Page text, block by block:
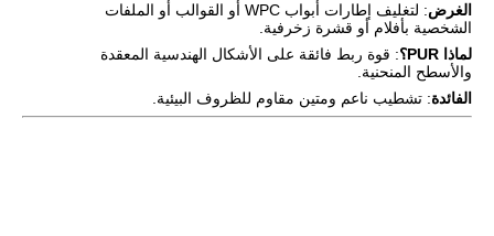
الغرض
: لتغليف إطارات أبواب WPC أو القوالب أو الملفات
الشخصية بأفلام أو قشرة زخرفية.
لماذا PUR؟
: قوة ربط فائقة على الأشكال الهندسية المعقدة
والأسطح المنحنية.
الفائدة: تشطيب ناعم ومتين مقاوم للظروف البيئية.